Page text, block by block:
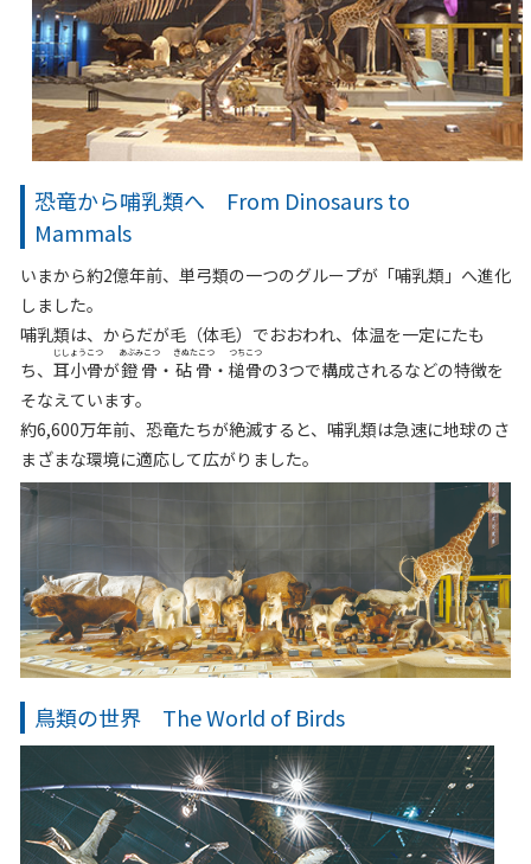
恐竜から哺乳類へ From Dinosaurs to
Mammals
いまから約2億年前、単弓類の一つのグループが「哺乳類」へ進化
しました。
哺乳類は、からだが毛（体毛）でおおわれ、体温を一定にたも
ち、 耳小骨
じしょうこつ
が鐙骨
あぶみこつ
・ 砧骨
きぬたこつ
・ 槌骨
つちこつ
の3つで構成されるなどの特徴を
そなえています。
約6,600万年前、恐竜たちが絶滅すると、哺乳類は急速に地球のさ
まざまな環境に適応して広がりました。
鳥類の世界 The World of Birds